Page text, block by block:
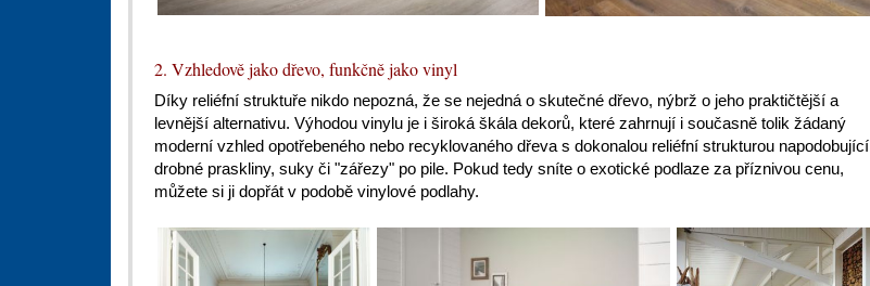
2. Vzhledově jako dřevo, funkčně jako vinyl
Díky reliéfní struktuře nikdo nepozná, že se nejedná o skutečné dřevo, nýbrž o jeho praktičtější a
levnější alternativu. Výhodou vinylu je i široká škála dekorů, které zahrnují i současně tolik žádaný
moderní vzhled opotřebeného nebo recyklovaného dřeva s dokonalou reliéfní strukturou napodobující
drobné praskliny, suky či "zářezy" po pile. Pokud tedy sníte o exotické podlaze za příznivou cenu,
můžete si ji dopřát v podobě vinylové podlahy.